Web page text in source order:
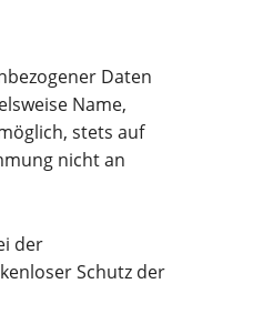
Daten
Name,
stets auf
nicht an
der
Schutz der